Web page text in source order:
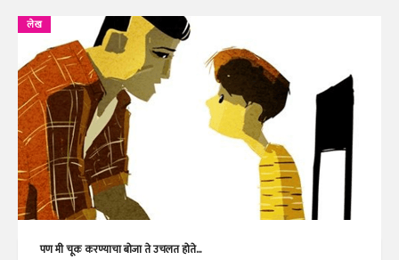
लेख
पण मी चूक करण्याचा बोजा ते उचलत होते...